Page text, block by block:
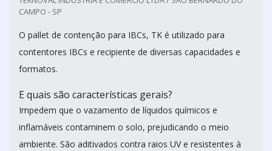
CAMPO - SP
O pallet de contenção para IBCs, TK é utilizado para
contentores IBCs e recipiente de diversas capacidades e
formatos.
E quais são características gerais?
Impedem que o vazamento de líquidos químicos e
inflamáveis contaminem o solo, prejudicando o meio
ambiente. São aditivados contra raios UV e resistentes à